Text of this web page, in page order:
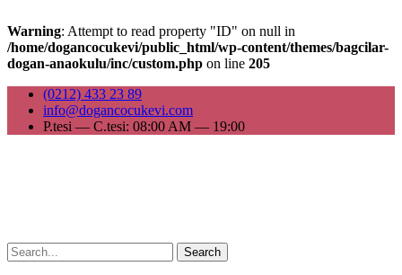
Warning: Attempt to read property "ID" on null in
/home/dogancocukevi/public_html/wp-content/themes/bagcilar-
dogan-anaokulu/inc/custom.php on line 205
(0212) 433 23 89
info@dogancocukevi.com
P.tesi — C.tesi: 08:00 AM — 19:00
Search